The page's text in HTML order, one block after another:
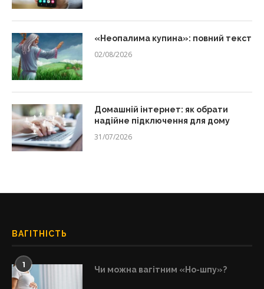
«Неопалима купина»: повний текст
02/08/2026
Домашній інтернет: як обрати
надійне підключення для дому
31/07/2026
ВАГІТНІСТЬ
1 Чи можна вагітним «Но-шпу»?